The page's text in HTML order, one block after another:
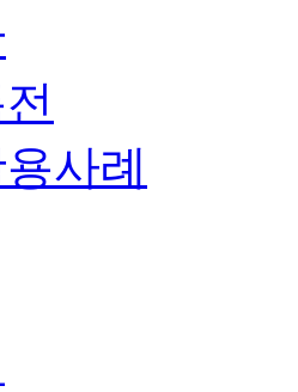
사례